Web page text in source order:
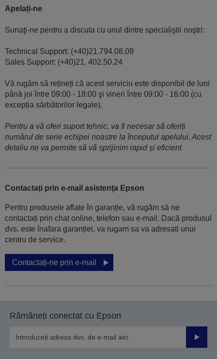
Apelați-ne
Sunaţi-ne pentru a discuta cu unul dintre specialiştii noştri:
Technical Support: (+40)21.794.08.09
Sales Support: (+40)21. 402.50.24
Vă rugăm să rețineți că acest serviciu este disponibil de luni
până joi între 09:00 - 18:00 şi vineri între 09:00 - 16:00 (cu
excepția sărbătorilor legale).
Pentru a vă oferi suport tehnic, va fi necesar să oferiți
numărul de serie echipei noastre la începutul apelului. Acest
detaliu ne va permite să vă sprijinim rapid și eficient
Contactați prin e-mail asistența Epson
Pentru produsele aflate în garanție, vă rugăm să ne
contactați prin chat online, telefon sau e-mail. Dacă produsul
dvs. este înafara garanției, va rugam sa va adresati unui
centru de service.
Contactați-ne prin e-mail
Rămâneți conectat cu Epson